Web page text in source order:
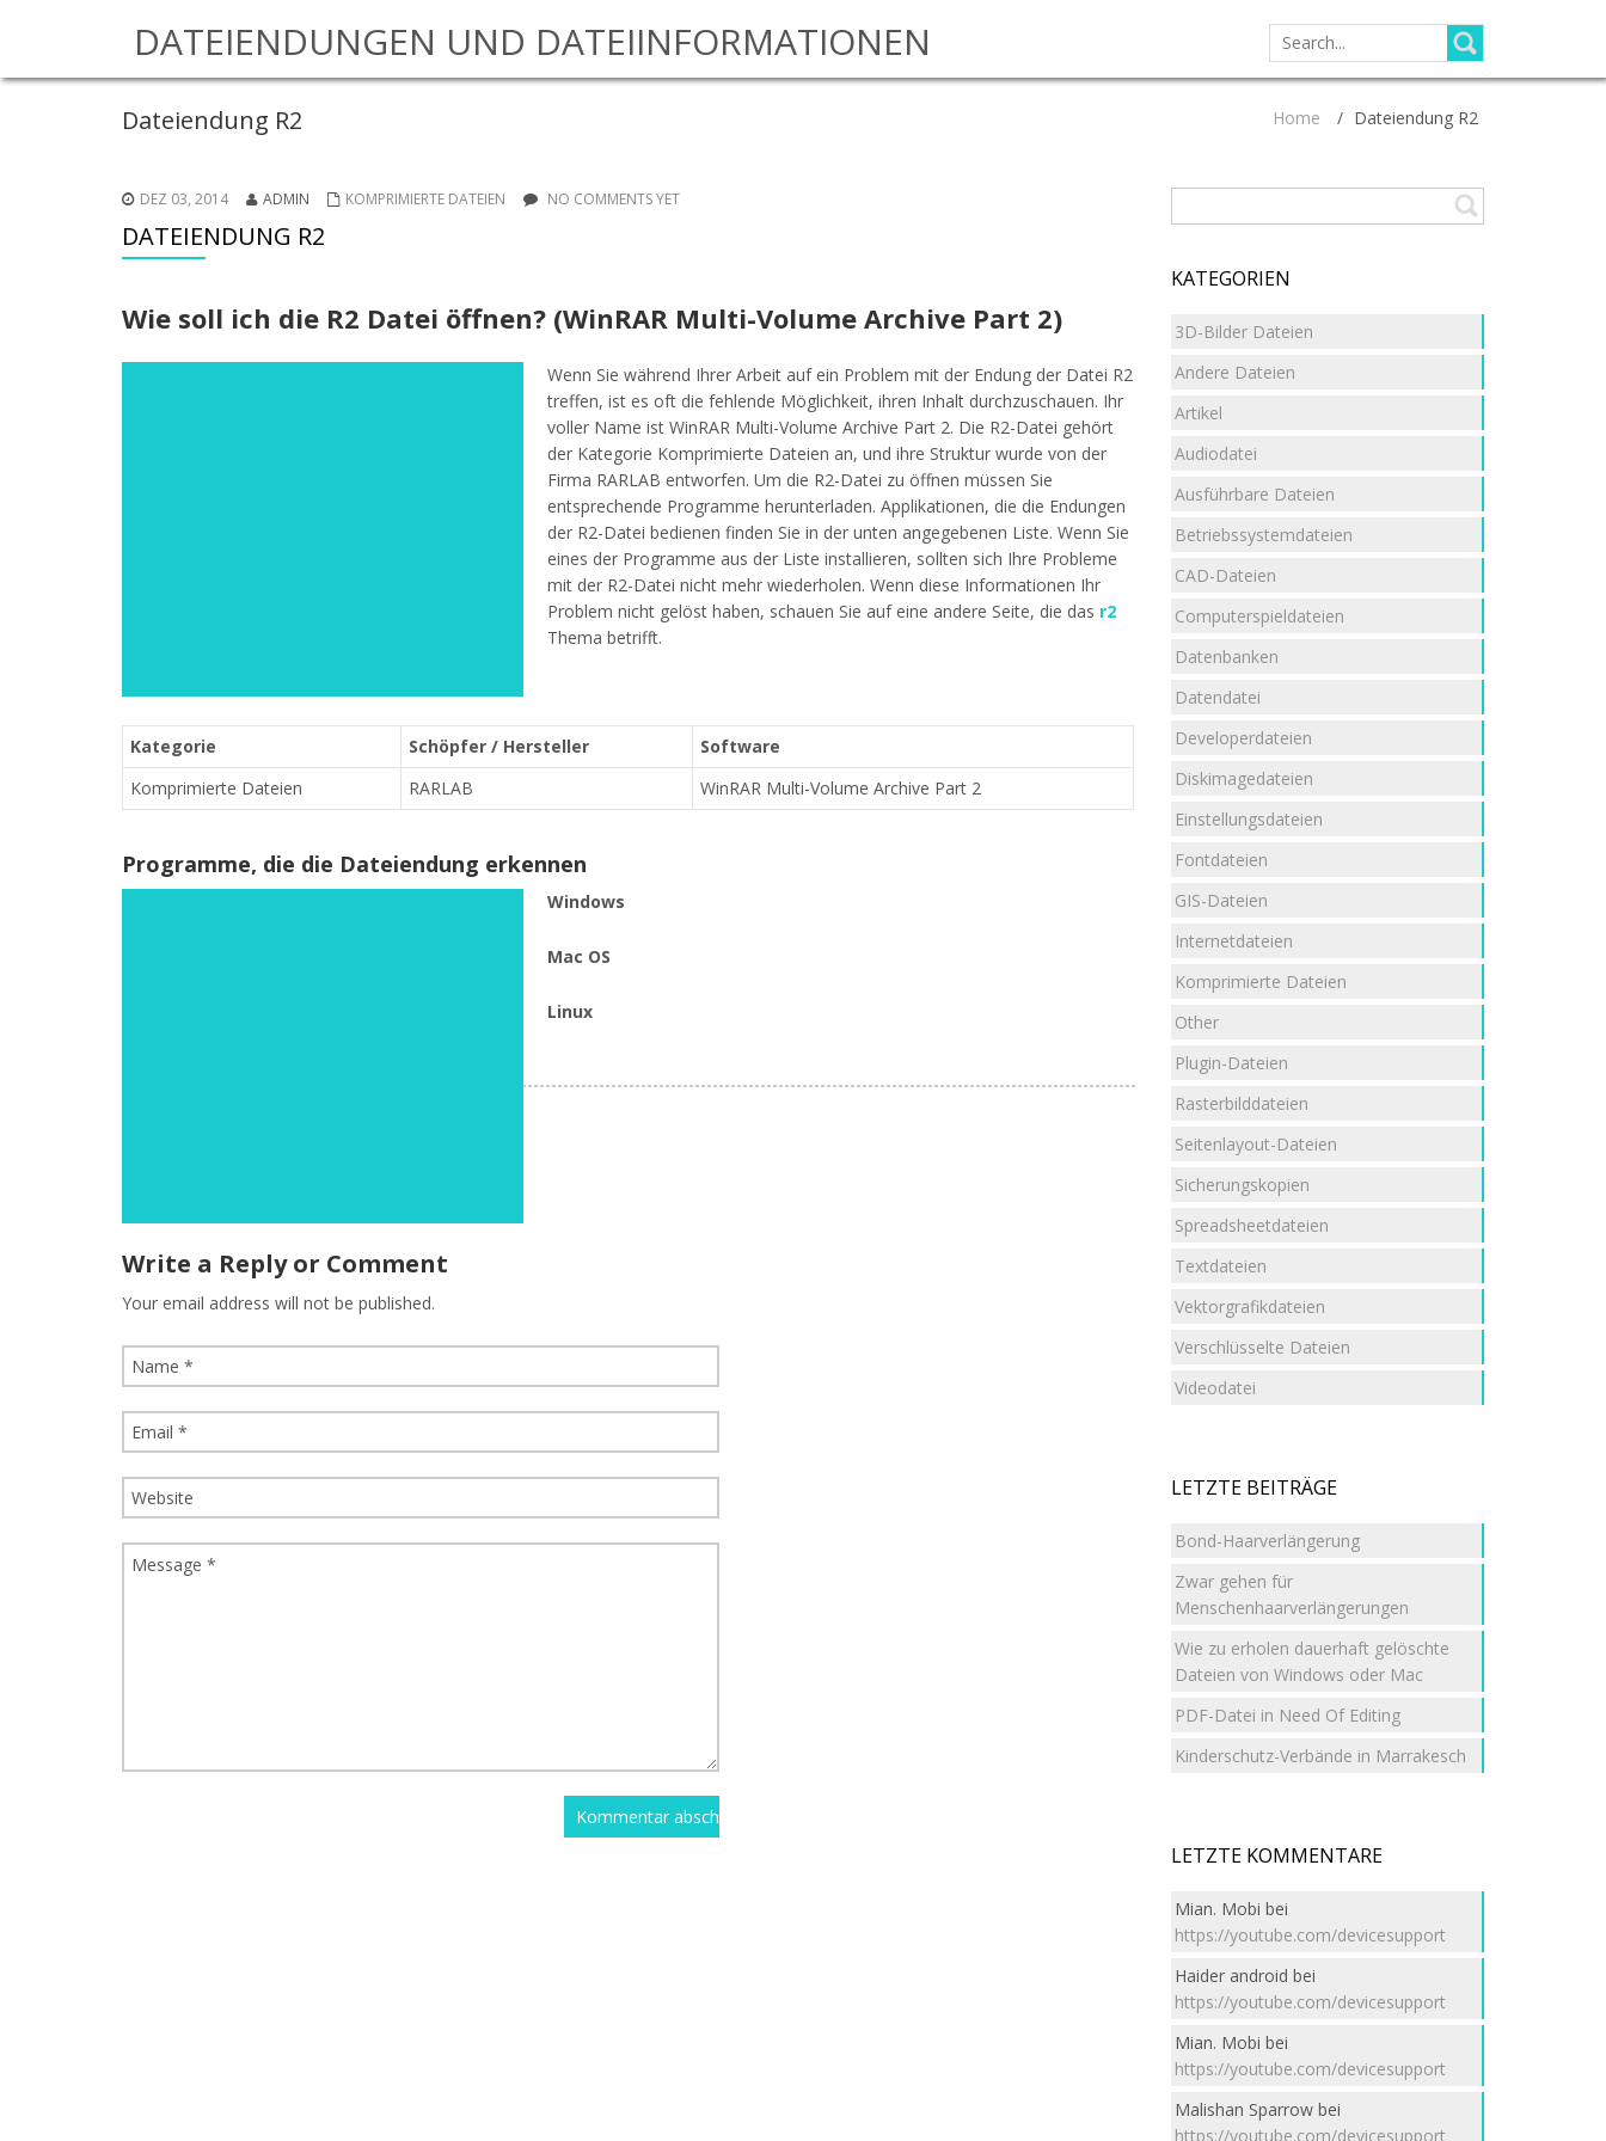
DATEIENDUNGEN UND DATEIINFORMATIONEN
SEARCH
FOR:
Dateiendung R2 Home / Dateiendung R2
DEZ 03, 2014 ADMIN KOMPRIMIERTE DATEIEN NO COMMENTS YET
DATEIENDUNG R2
Wie soll ich die R2 Datei öffnen? (WinRAR Multi-Volume Archive Part 2)
Wenn Sie während Ihrer Arbeit auf ein Problem mit der Endung der Datei R2
treffen, ist es oft die fehlende Möglichkeit, ihren Inhalt durchzuschauen. Ihr
voller Name ist WinRAR Multi-Volume Archive Part 2. Die R2-Datei gehört
der Kategorie Komprimierte Dateien an, und ihre Struktur wurde von der
Firma RARLAB entworfen. Um die R2-Datei zu öffnen müssen Sie
entsprechende Programme herunterladen. Applikationen, die die Endungen
der R2-Datei bedienen finden Sie in der unten angegebenen Liste. Wenn Sie
eines der Programme aus der Liste installieren, sollten sich Ihre Probleme
mit der R2-Datei nicht mehr wiederholen. Wenn diese Informationen Ihr
Problem nicht gelöst haben, schauen Sie auf eine andere Seite, die das r2
Thema betrifft.
Kategorie Schöpfer / Hersteller
Software
Komprimierte Dateien
RARLAB WinRAR Multi-Volume Archive Part 2
Programme, die die Dateiendung erkennen
Windows
Mac OS
Linux
Write a Reply or Comment
Your email address will not be published.
KATEGORIEN
3D-Bilder Dateien
Andere Dateien
Artikel
Audiodatei
Ausführbare Dateien
Betriebssystemdateien
CAD-Dateien
Computerspieldateien
Datenbanken
Datendatei
Developerdateien
Diskimagedateien
Einstellungsdateien
Fontdateien
GIS-Dateien
Internetdateien
Komprimierte Dateien
Other
Plugin-Dateien
Rasterbilddateien
Seitenlayout-Dateien
Sicherungskopien
Spreadsheetdateien
Textdateien
Vektorgrafikdateien
Verschlüsselte Dateien
Videodatei
LETZTE BEITRÄGE
Bond-Haarverlängerung
Zwar gehen für
Menschenhaarverlängerungen
Wie zu erholen dauerhaft gelöschte
Dateien von Windows oder Mac
PDF-Datei in Need Of Editing
Kinderschutz-Verbände in Marrakesch
LETZTE KOMMENTARE
Mian. Mobi bei
https://youtube.com/devicesupport
Haider android bei
https://youtube.com/devicesupport
Mian. Mobi bei
https://youtube.com/devicesupport
Malishan Sparrow bei
https://youtube.com/devicesupport